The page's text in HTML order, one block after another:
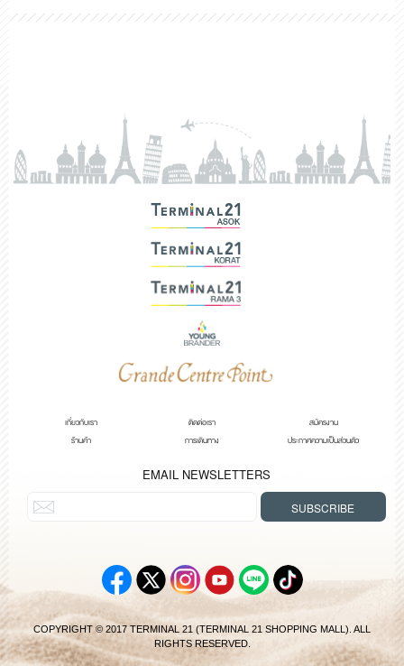
เกี่ยวกับเรา ติดต่อเรา
สมัครงาน
ร้านค้า
การเดินทาง ประกาศความเป็นส่วนตัว
EMAIL NEWSLETTERS
COPYRIGHT © 2017 TERMINAL 21 (TERMINAL 21 SHOPPING MALL). ALL
RIGHTS RESERVED.